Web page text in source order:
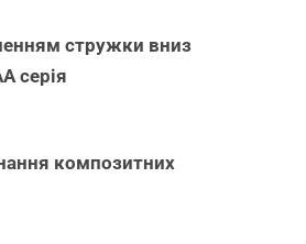
стружки вниз
серія
композитних